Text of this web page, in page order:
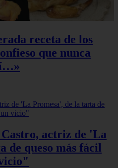
receta de los
que nunca
actriz de 'La
de queso más fácil